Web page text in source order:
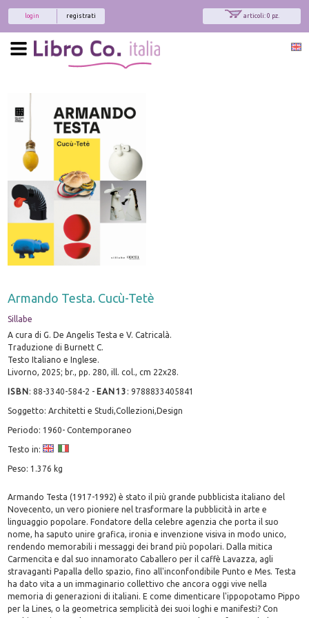
articoli: 0 pz.
registrati
login
Armando Testa. Cucù-Tetè
Sillabe
A cura di G. De Angelis Testa e V. Catricalà.
Traduzione di Burnett C.
Testo Italiano e Inglese.
Livorno, 2025; br., pp. 280, ill. col., cm 22x28.
ISBN:88-3340-584-2 - EAN13 :9788833405841
Soggetto: Architetti e Studi,Collezioni,Design
Periodo: 1960- Contemporaneo
Testo in:
Peso: 1.376 kg
Armando Testa (1917-1992) è stato il più grande pubblicista italiano del
Novecento, un vero pioniere nel trasformare la pubblicità in arte e
linguaggio popolare. Fondatore della celebre agenzia che porta il suo
nome, ha saputo unire grafica, ironia e invenzione visiva in modo unico,
rendendo memorabili i messaggi dei brand più popolari. Dalla mitica
Carmencita e dal suo innamorato Caballero per il caffè Lavazza, agli
stravaganti Papalla dello spazio, fino all'inconfondibile Punto e Mes. Testa
ha dato vita a un immaginario collettivo che ancora oggi vive nella
memoria di generazioni di italiani. E come dimenticare l'ippopotamo Pippo
per la Lines, o la geometrica semplicità dei suoi loghi e manifesti? Con